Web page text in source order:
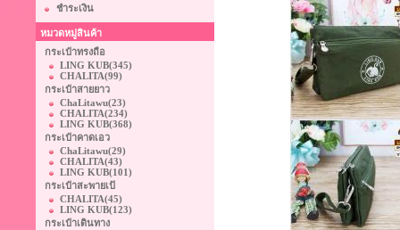
ชำระเงิน
หมวดหมู่สินค้า
กระเป๋าทรงถือ
LING KUB(345)
CHALITA(99)
กระเป๋าสายยาว
ChaLitawu(23)
CHALITA(234)
LING KUB(368)
กระเป๋าคาดเอว
ChaLitawu(29)
CHALITA(43)
LING KUB(101)
กระเป๋าสะพายเป้
CHALITA(45)
LING KUB(123)
กระเป๋าเดินทาง